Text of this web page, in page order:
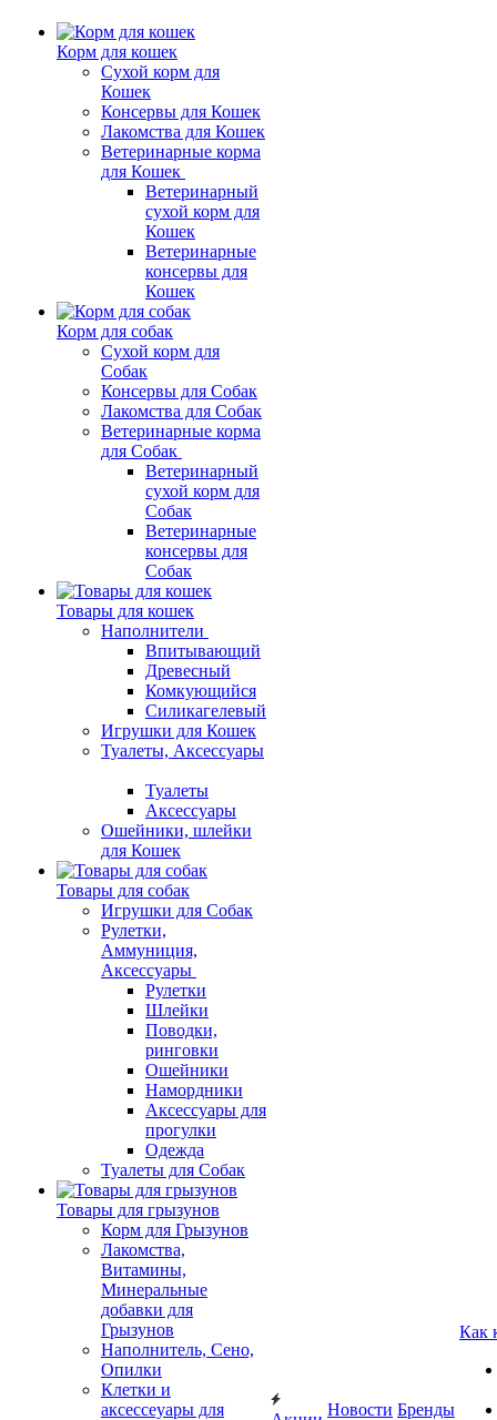
Корм для кошек
Сухой корм для
Кошек
Консервы для Кошек
Лакомства для Кошек
Ветеринарные корма
для Кошек
Ветеринарный
сухой корм для
Кошек
Ветеринарные
консервы для
Кошек
Корм для собак
Сухой корм для
Собак
Консервы для Собак
Лакомства для Собак
Ветеринарные корма
для Собак
Ветеринарный
сухой корм для
Собак
Ветеринарные
консервы для
Собак
Товары для кошек
Наполнители
Впитывающий
Древесный
Комкующийся
Силикагелевый
Игрушки для Кошек
Туалеты, Аксессуары
Туалеты
Аксессуары
Ошейники, шлейки
для Кошек
Товары для собак
Игрушки для Собак
Рулетки,
Аммуниция,
Аксессуары
Рулетки
Шлейки
Поводки,
ринговки
Ошейники
Намордники
Аксессуары для
прогулки
Одежда
Туалеты для Собак
Товары для грызунов
Корм для Грызунов
Лакомства,
Витамины,
Минеральные
добавки для
Грызунов
Наполнитель, Сено,
Опилки
Клетки и
аксессеуары для
Новости Бренды
Как